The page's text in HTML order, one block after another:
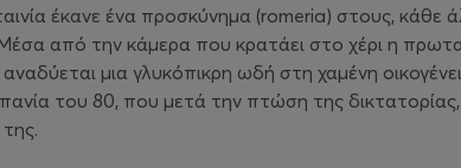
έκανε ένα προσκύνημα (romeria) στους, κάθε
από την κάμερα που κρατάει στο χέρι η
μια γλυκόπικρη ωδή στη χαμένη
του 80, που μετά την πτώση της